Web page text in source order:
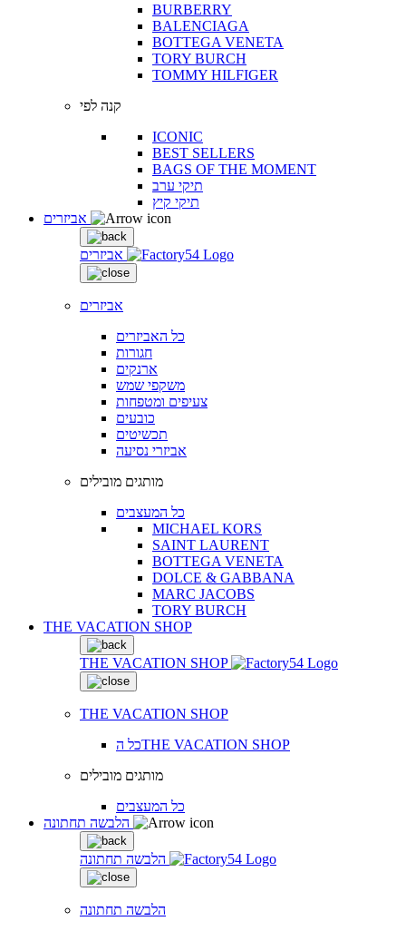
BURBERRY
BALENCIAGA
BOTTEGA VENETA
TORY BURCH
TOMMY HILFIGER
קנה לפי
ICONIC
BEST SELLERS
BAGS OF THE MOMENT
תיקי ערב
תיקי קיץ
אביזרים
אביזרים
כל האביזרים
חגורות
ארנקים
משקפי שמש
צעיפים ומטפחות
כובעים
תכשיטים
אביזרי נסיעה
מותגים מובילים
כל המעצבים
MICHAEL KORS
SAINT LAURENT
BOTTEGA VENETA
DOLCE & GABBANA
MARC JACOBS
TORY BURCH
THE VACATION SHOP
THE VACATION SHOP
THE VACATION SHOP
כל הTHE VACATION SHOP
מותגים מובילים
כל המעצבים
הלבשה תחתונה
הלבשה תחתונה